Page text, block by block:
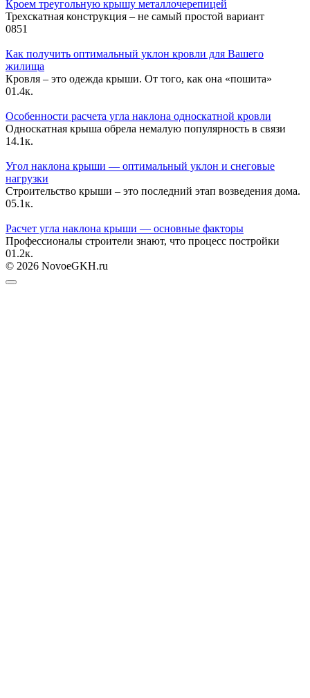
Кроем треугольную крышу металлочерепицей
Трехскатная конструкция – не самый простой вариант
0851
Как получить оптимальный уклон кровли для Вашего
жилища
Кровля – это одежда крыши. От того, как она «пошита»
01.4к.
Особенности расчета угла наклона односкатной кровли
Односкатная крыша обрела немалую популярность в связи
14.1к.
Угол наклона крыши — оптимальный уклон и снеговые
нагрузки
Строительство крыши – это последний этап возведения дома.
05.1к.
Расчет угла наклона крыши — основные факторы
Профессионалы строители знают, что процесс постройки
01.2к.
© 2026 NovoeGKH.ru